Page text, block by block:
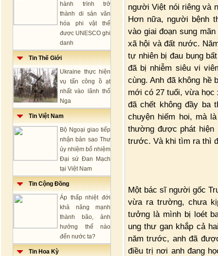
hành trình trở
thành di sản văn
hóa phi vật thể
được UNESCO ghi
danh
Tin Thế Giới
Ukraine thực hiện
vụ tấn công ồ ạt
nhất vào lãnh thổ
Nga
Tin Việt Nam
Bộ Ngoại giao tiếp
nhận bản sao Thư
ủy nhiệm bổ nhiệm
Đại sứ Đan Mạch
tại Việt Nam
Tin Cộng Đồng
Áp thấp nhiệt đới
khả năng mạnh
thành bão, ảnh
hưởng thế nào
đến nước ta?
Tin Hoa Kỳ
người Việt nói riêng và
Hơn nữa, người bệnh
vào giai đoạn sung
xã hội và đất nước.
tự nhiên bị đau bụng
đã bị nhiễm siêu vi
cùng. Anh đã không hề
mới có 27 tuổi, vừa học
đã chết không đầy ba
chuyện hiếm hoi, mà
thường được phát hiện
trước. Và khi tìm ra thì
Một bác sĩ người gốc
vừa ra trường, chưa
tưởng là mình bị loét
ung thư gan khắp cả
năm trước, anh đã
điều trị nơi anh đang